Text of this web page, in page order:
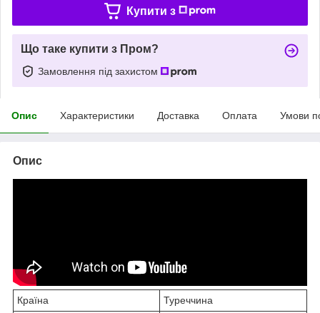
Купити з
Що таке купити з Пром?
Замовлення під захистом
Опис Характеристики Доставка Оплата Умови
Опис
Країна
Туреччина